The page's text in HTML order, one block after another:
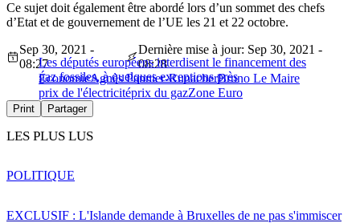
Ce sujet doit également être abordé lors d’un sommet des chefs
d’Etat et de gouvernement de l’UE les 21 et 22 octobre.
Les députés européens interdisent le financement des
gaz fossiles, à quelques exceptions près
Sep 30, 2021 -
08:27
Dernière mise à jour: Sep 30, 2021 -
08:28
ÉconomieAgnès Pannier-RunacherBruno Le Maire
prix de l'électricitéprix du gazZone Euro
Print Partager
LES PLUS LUS
EXCLUSIF : L'Islande demande à Bruxelles de ne pas s'immiscer
POLITIQUE